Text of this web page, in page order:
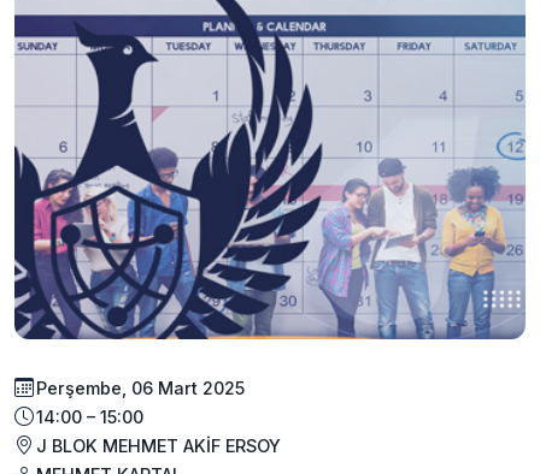
Perşembe, 06 Mart 2025
14:00 – 15:00
J BLOK MEHMET AKİF ERSOY